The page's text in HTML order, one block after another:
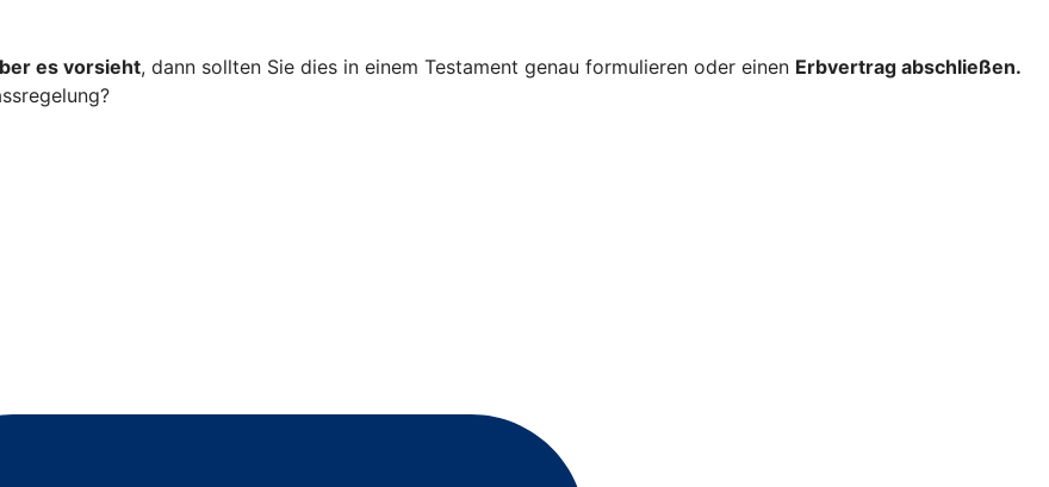
es vorsieht, dann sollten Sie dies in einem Testament genau formulieren oder einen Erbvertrag abschließen.